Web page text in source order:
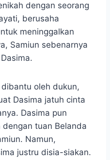
dengan seorang
berusaha
meninggalkan
Samiun sebenarnya
oleh dukun,
Dasima jatuh cinta
Dasima pun
tuan Belanda
Namun,
justru disia-siakan.